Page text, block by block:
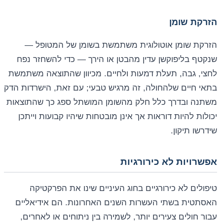
הזרקת שומן
הזרקת שומן אוטולוגית משתמשת בשומן של המטופל —
שנקטף בליפוקשן עדין מהבטן או הירך — כדי להשחזר נפח
לחצי, גבה, תעלת דמעות ולחיים. מכיוון שהתוצאה משתמשת
בתאי חיים שלהחולה, זה מרגיש טבעי; עם זאת, הישרדות הדק
משתנה ובדרך כלל חלק מהשומן המושתל ספג כך שהתוצאות
יכולות להיות דוראות אך אינן מובטחות שיהיו קבועות וייתכן
שידרשו תיקון.
אפשרויות לא כירורגיות
טיפולים לא כירורגיים בחוג העיניים שינו את הפרקטיקה
האסתטית בשתי העשרות השנים האחרונות. הם אידיאליים
עבור חולים צעירים יותר, לשמירה בין ניתוחים או לאחרים,